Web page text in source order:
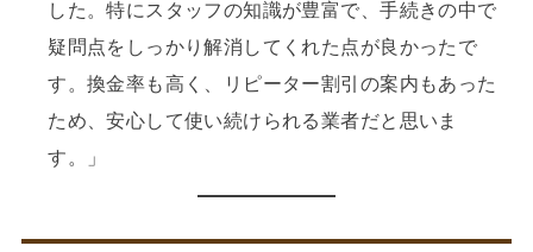
した。特にスタッフの知識が豊富で、手続きの中で
疑問点をしっかり解消してくれた点が良かったで
す。換金率も高く、リピーター割引の案内もあった
ため、安心して使い続けられる業者だと思いま
す。」